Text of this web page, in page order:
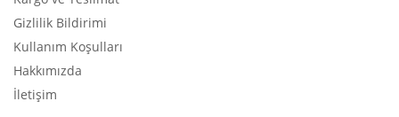
Gizlilik Bildirimi
Kullanım Koşulları
Hakkımızda
İletişim